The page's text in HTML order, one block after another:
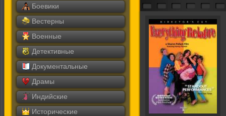
Боевики
Вестерны
Военные
Детективные
Документальные
Драмы
Индийские
Исторические